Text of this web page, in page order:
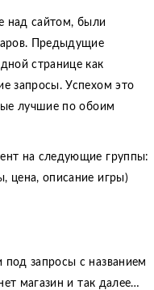
над сайтом, были
Предыдущие
странице как
запросы. Успехом это
лучшие по обоим
на следующие группы:
цена, описание игры)
запросы с названием
магазин и так далее…